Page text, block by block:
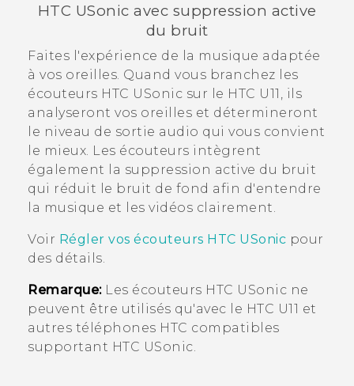
HTC USonic avec suppression active
du bruit
Faites l'expérience de la musique adaptée
à vos oreilles. Quand vous branchez les
écouteurs HTC USonic sur le HTC U11 , ils
analyseront vos oreilles et détermineront
le niveau de sortie audio qui vous convient
le mieux. Les écouteurs intègrent
également la suppression active du bruit
qui réduit le bruit de fond afin d'entendre
la musique et les vidéos clairement.
Voir Régler vos écouteurs HTC USonic pour
des détails.
Remarque:Les écouteurs HTC USonic ne
peuvent être utilisés qu'avec le HTC U11 et
autres téléphones HTC compatibles
supportant HTC USonic.